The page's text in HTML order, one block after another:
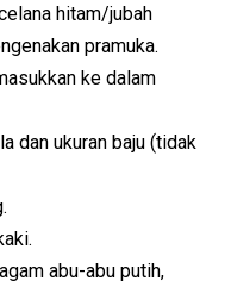
hitam/jubah
pramuka.
ke dalam
dan ukuran baju (tidak
abu-abu putih,